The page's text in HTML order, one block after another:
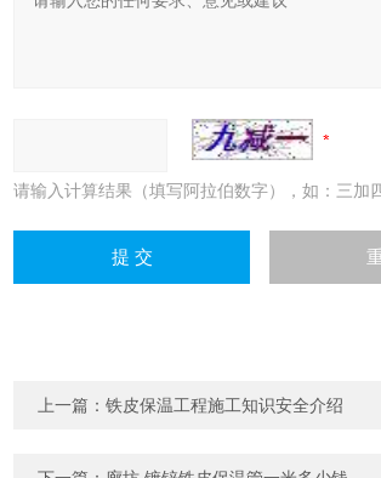
请输入计算结果（填写阿拉伯数字），如：三加
上一篇：铁皮保温工程施工知识安全介绍